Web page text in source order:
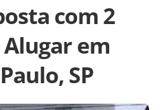
com 2
em
SP